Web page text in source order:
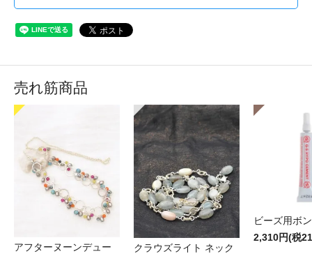
売れ筋商品
アフターヌーンデュー
クラウズライト ネック
ビーズ用ボ
2,310円(税